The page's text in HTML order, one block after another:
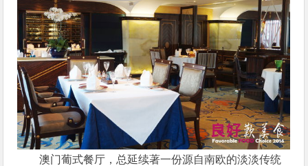
澳门葡式餐厅，总延续著一份源自南欧的淡淡传统